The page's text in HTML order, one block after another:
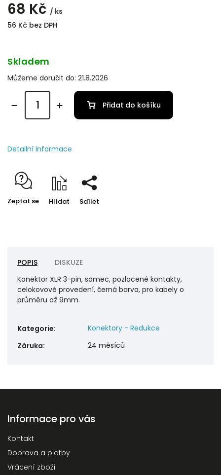
68 Kč / ks
56 Kč bez DPH
Skladem
Můžeme doručit do: 21.8.2026
Přidat do košíku
Detailní informace
Zeptat se Hlídat Sdílet
POPIS
DISKUZE
Konektor XLR 3-pin, samec, pozlacené kontakty,
celokovové provedení, černá barva, pro kabely o
průměru až 9mm.
Kategorie:
Konektory - Redukce
Záruka: 24 měsíců
Informace pro vás
Kontakt
Doprava a platby
Vrácení zboží